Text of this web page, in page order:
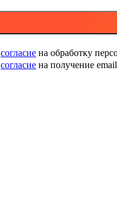
согласие на обработку
согласие на получение